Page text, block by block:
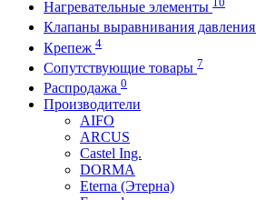
Нагревательные элементы
Клапаны выравнивания давления
Крепеж 4
Сопутствующие товары 7
Распродажа 0
Производители
AIFO
ARCUS
Castel Ing.
DORMA
Eterna (Этерна)